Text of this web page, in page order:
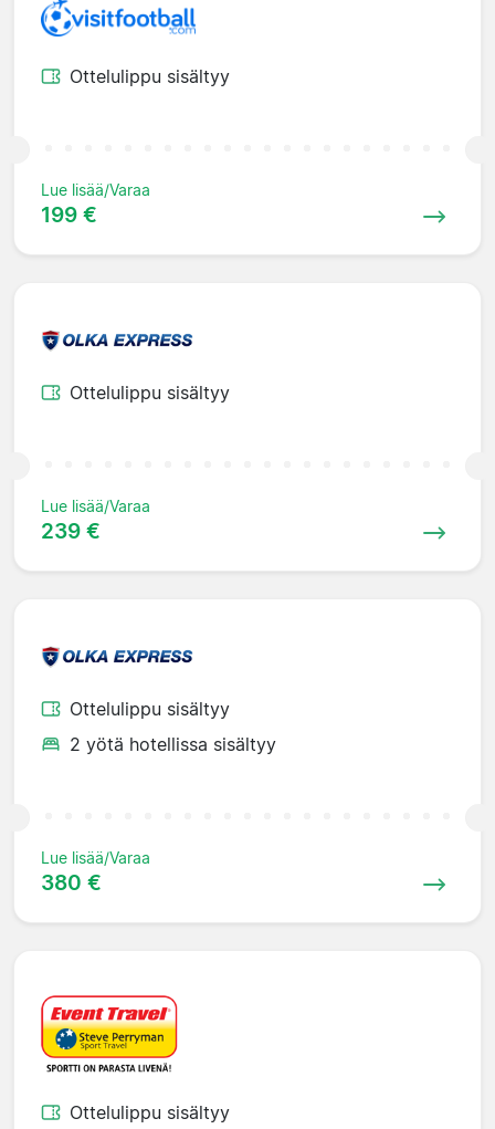
Ottelulippu sisältyy
Lue lisää/Varaa
199 €
Ottelulippu sisältyy
Lue lisää/Varaa
239 €
Ottelulippu sisältyy
2 yötä hotellissa sisältyy
Lue lisää/Varaa
380 €
Ottelulippu sisältyy